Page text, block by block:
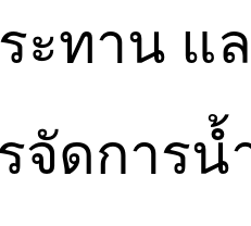
ะทาน แ
จัดการน้